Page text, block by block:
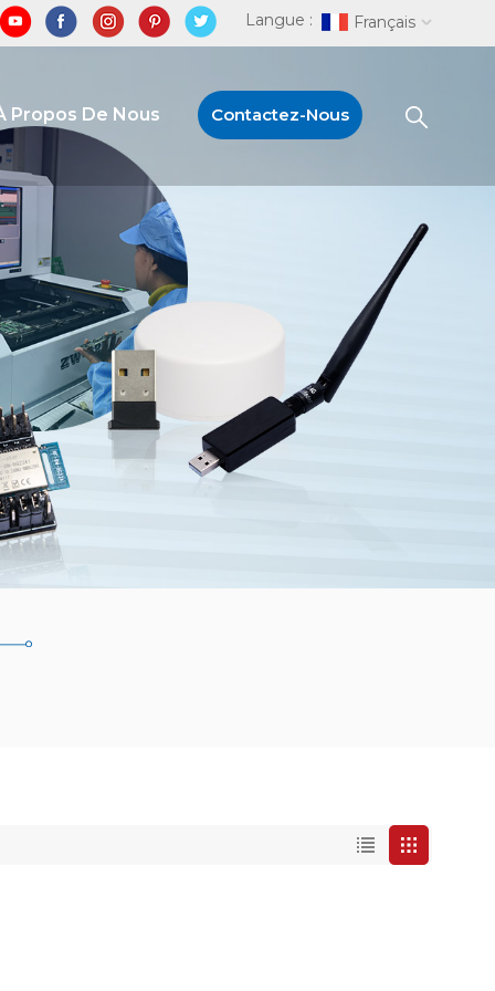
Langue : Français
Propos De Nous Contactez-Nous